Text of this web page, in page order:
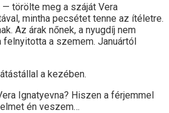
törölte meg a száját Vera
mintha pecsétet tenne az ítéletre.
Az árak nőnek, a nyugdíj nem
felnyitotta a szemem. Januártól
a kezében.
Ignatyevna? Hiszen a férjemmel
én veszem…